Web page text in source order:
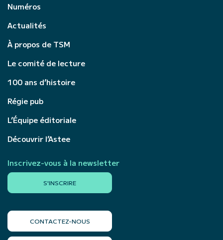
Numéros
Actualités
À propos de TSM
Le comité de lecture
100 ans d’histoire
Régie pub
L’Équipe éditoriale
Découvrir l’Astee
Inscrivez-vous à la newsletter
S'INSCRIRE
CONTACTEZ-NOUS